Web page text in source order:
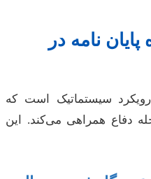
نامه در
سیستماتیک است که
همراهی می‌کند. این